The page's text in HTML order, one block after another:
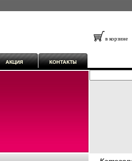
в корзине